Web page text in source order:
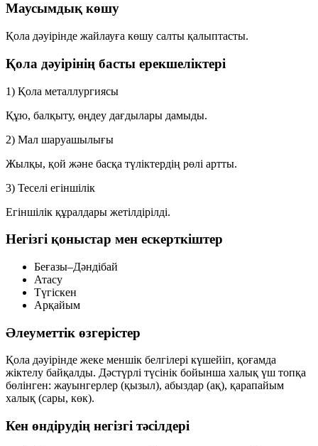
Маусымдық көшу
Қола дәуірінде жайлауға көшу салты қалыптасты.
Қола дәуірінің басты ерекшеліктері
1) Қола металлургиясы
Құю, балқыту, өңдеу дағдылары дамыды.
2) Мал шаруашылығы
Жылқы, қой және басқа түліктердің рөлі артты.
3) Теселі егіншілік
Егіншілік құралдары жетілдірілді.
Негізгі қоныстар мен ескерткіштер
Беғазы–Дәндібай
Атасу
Түгіскен
Арқайым
Әлеуметтік өзгерістер
Қола дәуірінде жеке меншік белгілері күшейіп, қоғамда
жіктелу байқалды. Дәстүрлі түсінік бойынша халық үш топқа
бөлінген: жауынгерлер (қызыл), абыздар (ақ), қарапайым
халық (сары, көк).
Кен өндірудің негізгі тәсілдері